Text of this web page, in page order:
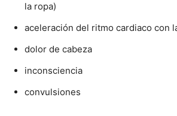
la ropa)
aceleración del ritmo cardiaco con
dolor de cabeza
inconsciencia
convulsiones